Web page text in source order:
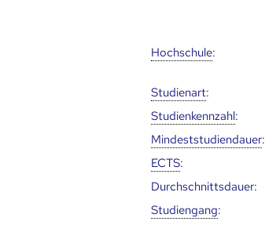
Hoch­schule:
Studienart:
Studien­kenn­zahl:
Mindest­studien­dauer:
ECTS:
Durch­schnitts­dauer:
Studien­gang: